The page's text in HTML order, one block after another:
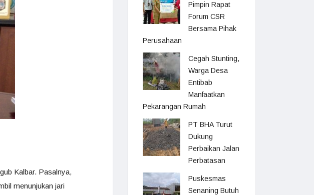
Kalbar. Pasalnya,
menunjukan jari
Pimpin Rapat
Forum CSR
Bersama Pihak
Perusahaan
Cegah Stunting,
Warga Desa
Entibab
Manfaatkan
Pekarangan Rumah
PT BHA Turut
Dukung
Perbaikan Jalan
Perbatasan
Puskesmas
Senaning Butuh